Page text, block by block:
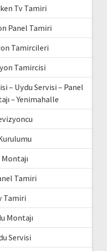
Tv Tamiri
Panel Tamiri
Tamircileri
Tamircisi
– Uydu Servisi – Panel
– Yenimahalle
Tamiri
Tamiri
Montajı
Servisi